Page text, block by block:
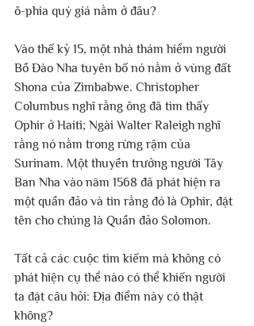
ô-phia quý giá nằm ở đâu?
Vào thế kỷ 15, một nhà thám hiểm người
Bồ Đào Nha tuyên bố nó nằm ở vùng đất
Shona của Zimbabwe. Christopher
Columbus nghĩ rằng ông đã tìm thấy
Ophir ở Haiti; Ngài Walter Raleigh nghĩ
rằng nó nằm trong rừng rậm của
Surinam. Một thuyền trưởng người Tây
Ban Nha vào năm 1568 đã phát hiện ra
một quần đảo và tin rằng đó là Ophir, đặt
tên cho chúng là Quần đảo Solomon.
Tất cả các cuộc tìm kiếm mà không có
phát hiện cụ thể nào có thể khiến người
ta đặt câu hỏi: Địa điểm này có thật
không?